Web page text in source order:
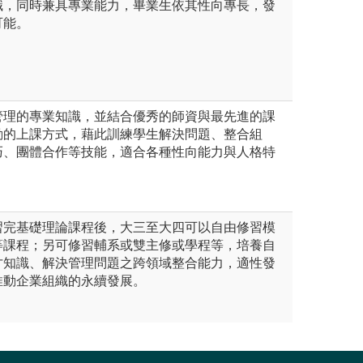
同時兼具專業能力，畢業生依其性向專長，發
。
的專業知識，並結合優秀的師資與最先進的課
上課方式，藉此訓練學生解決問題、整合組
團體合作等技能，適合各種性向能力與人格特
基礎理論課程後，大三至大四可以自由修習模
程；另可修習輔系或雙主修或學程等，培養自
識、解決管理問題之跨領域整合能力，適性發
企業組織的永續發展。